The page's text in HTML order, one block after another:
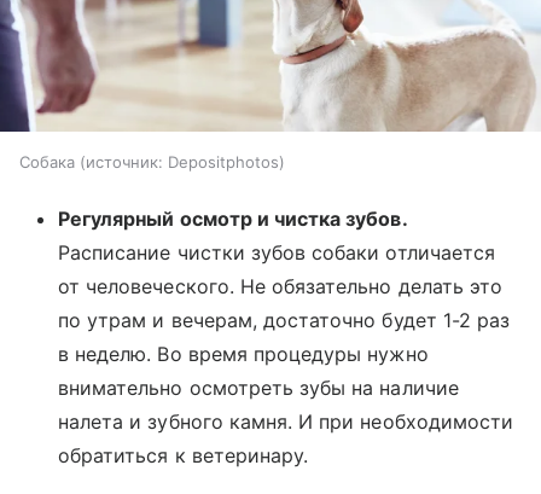
Собака источник: Depositphotos
Регулярный осмотр и чистка зубов.
Расписание чистки зубов собаки отличается
от человеческого. Не обязательно делать это
по утрам и вечерам, достаточно будет 1-2 раз
в неделю. Во время процедуры нужно
внимательно осмотреть зубы на наличие
налета и зубного камня. И при необходимости
обратиться к ветеринару.